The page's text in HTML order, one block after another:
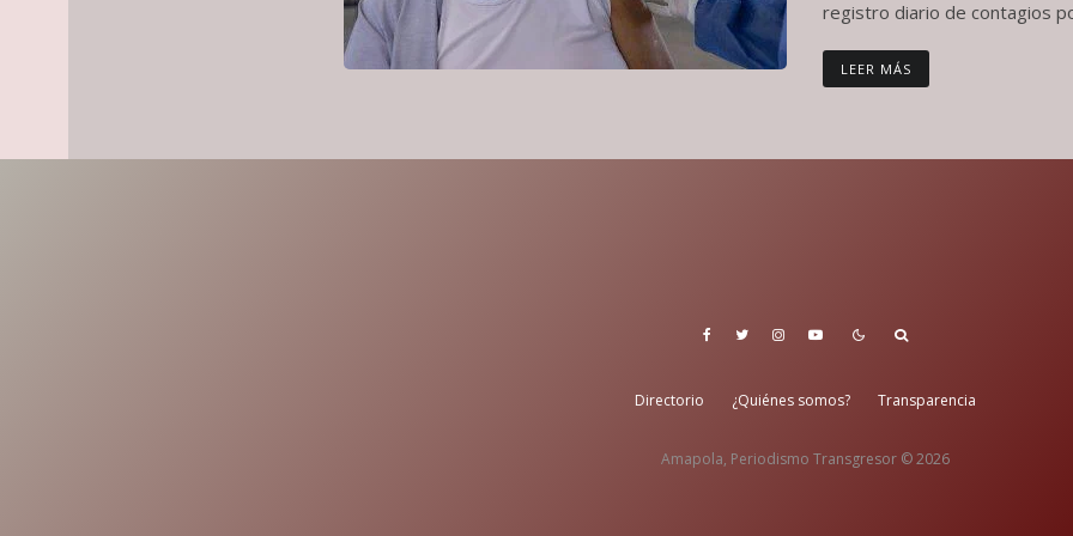
registro diario de contagios
LEER MÁS
Directorio ¿Quiénes somos? Transparencia
Amapola, Periodismo Transgresor © 2026